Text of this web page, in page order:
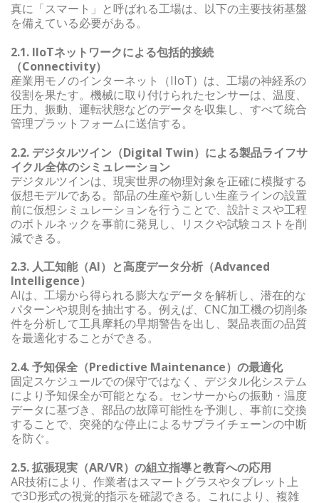
真に「スマート」と呼ばれる工場は、以下の主要技術基盤
を備えている必要がある。
2.1. IIoTネットワークによる包括的接続
（Connectivity）
産業用モノのインターネット（IIoT）は、工場の神経系の
役割を果たす。機械に取り付けられたセンサーは、温度、
圧力、振動、運転状態などのデータを収集し、すべて統合
管理プラットフォームに送信する。
2.2. デジタルツイン（Digital Twin）による製品ライフサ
イクル全体のシミュレーション
デジタルツインは、現実世界の物理対象を正確に模擬する
仮想モデルである。部品の生産や新しい生産ラインの設置
前に仮想シミュレーションを行うことで、設計ミスや工程
のボトルネックを事前に発見し、リスクや試験コストを削
減できる。
2.3. 人工知能（AI）と高度データ分析（Advanced
Intelligence）
AIは、工場から得られる膨大なデータを解析し、潜在的な
パターンや規則を抽出する。例えば、CNC加工機の切削条
件を分析して工具摩耗の早期警告を出し、製品表面の品質
を最適化することができる。
2.4. 予知保全（Predictive Maintenance）の最適化
固定スケジュールでの保守ではなく、デジタル化システム
により予知保全が可能となる。センサーからの振動・温度
データに基づき、部品の故障可能性を予測し、事前に交換
することで、突発的な停止によるサプライチェーンの中断
を防ぐ。
2.5. 拡張現実（AR/VR）の組立指導と教育への応用
AR技術により、作業者はスマートグラスやタブレット上
で3D形式の視覚的指示を確認できる。これにより、複雑